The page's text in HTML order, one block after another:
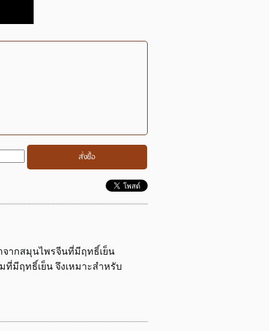
จากสมุนไพรจีนที่มีฤทธิ์เย็น
ที่มีฤทธิ์เย็น จึงเหมาะสำหรับ